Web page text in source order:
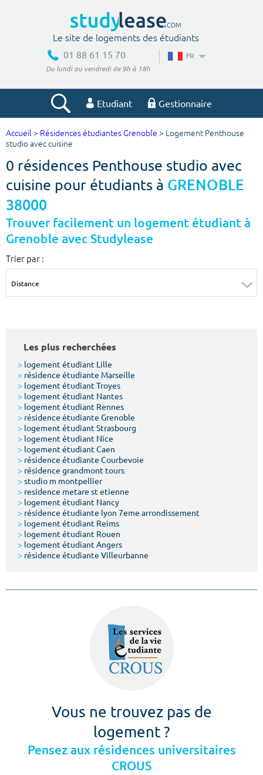
Le site de logements des étudiants
01 88 61 15 70
Du lundi au vendredi de 9h à 18h
FR
Etudiant Gestionnaire
Votre recherche
Ville, école
Budget min
€
Budget max
m² m²
Votre date d'entrée
Chercher
Accueil > Résidences étudiantes Grenoble > Logement Penthouse
studio avec cuisine
0 résidences Penthouse studio avec
cuisine pour étudiants à GRENOBLE
38000
Trouver facilement un logement étudiant à
Grenoble avec Studylease
Trier par :
Les plus recherchées
> logement étudiant Lille
> résidence étudiante Marseille
> logement étudiant Troyes
> logement étudiant Nantes
> logement étudiant Rennes
> résidence étudiante Grenoble
> logement étudiant Strasbourg
> logement étudiant Nice
> logement étudiant Caen
> résidence étudiante Courbevoie
> résidence grandmont tours
> studio m montpellier
> residence metare st etienne
> logement étudiant Nancy
> résidence étudiante lyon 7eme arrondissement
> logement étudiant Reims
> logement étudiant Rouen
> logement étudiant Angers
> résidence étudiante Villeurbanne
Vous ne trouvez pas de
logement ?
Pensez aux résidences universitaires
CROUS